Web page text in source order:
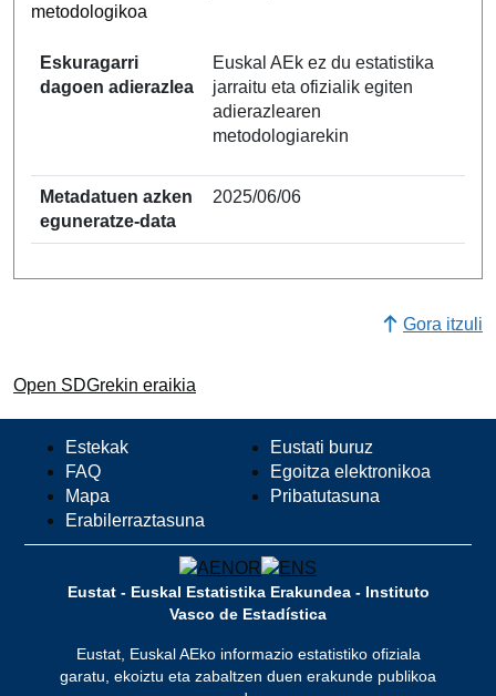
metodologikoa
Eskuragarri
dagoen adierazlea
Euskal AEk ez du estatistika
jarraitu eta ofizialik egiten
adierazlearen
metodologiarekin
Metadatuen azken
eguneratze-data
2025/06/06
Gora itzuli
Open SDGrekin eraikia
Estekak
FAQ
Mapa
Erabilerraztasuna
Eustati buruz
Egoitza elektronikoa
Pribatutasuna
Eustat - Euskal Estatistika Erakundea - Instituto
Vasco de Estadística
Eustat, Euskal AEko informazio estatistiko ofiziala
garatu, ekoiztu eta zabaltzen duen erakunde publikoa